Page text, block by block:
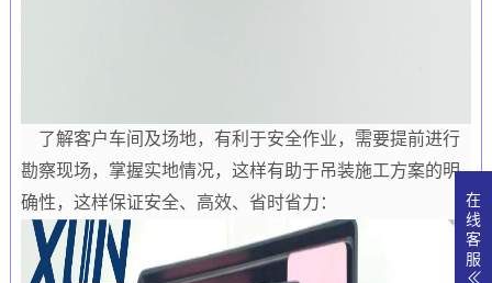
了解客户车间及场地，有利于安全作业，需要提前进行
勘察现场，掌握实地情况，这样有助于吊装施工方案的明
确性，这样保证安全、高效、省时省力：
在
线
客
服